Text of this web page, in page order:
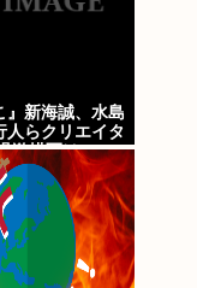
』新海誠、水島
人らクリエイタ
激描写はBPO